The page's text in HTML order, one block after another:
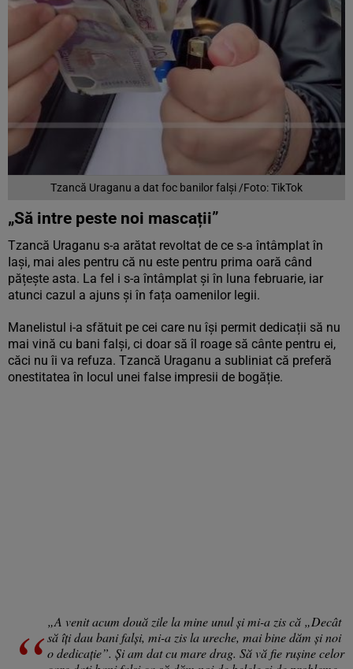
Tzancă Uraganu a dat foc banilor falși /Foto: TikTok
„Să intre peste noi mascații”
Tzancă Uraganu s-a arătat revoltat de ce s-a întâmplat în
Iași, mai ales pentru că nu este pentru prima oară când
pățește asta. La fel i s-a întâmplat și în luna februarie, iar
atunci cazul a ajuns și în fața oamenilor legii.
Manelistul i-a sfătuit pe cei care nu își permit dedicații să nu
mai vină cu bani falși, ci doar să îl roage să cânte pentru ei,
căci nu îi va refuza. Tzancă Uraganu a subliniat că preferă
onestitatea în locul unei false impresii de bogăție.
„A venit acum două zile la mine unul și mi-a zis că „Decât
să îți dau bani falși, mi-a zis la ureche, mai bine dăm și noi
o dedicație”. Și am dat cu mare drag. Să vă fie rușine celor